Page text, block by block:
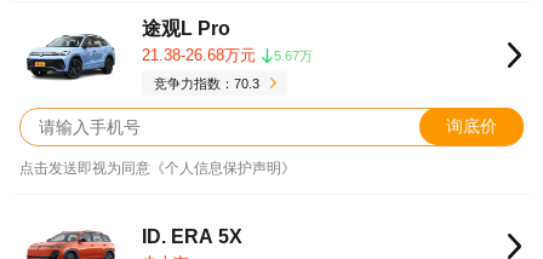
途观L Pro
21.38-26.68万元
5.67万
竞争力指数：70.3
询底价
点击发送即视为同意《个人信息保护声明》
ID. ERA 5X